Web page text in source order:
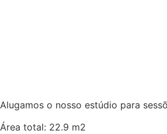
Alugamos o nosso estúdio para
Área total: 22.9 m2